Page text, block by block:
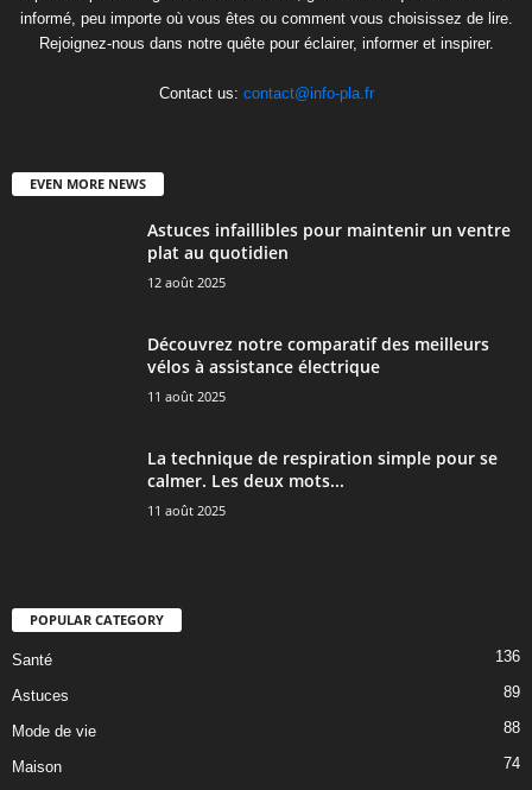
informé, peu importe où vous êtes ou comment vous choisissez de lire.
Rejoignez-nous dans notre quête pour éclairer, informer et inspirer.
Contact us: contact@info-pla.fr
EVEN MORE NEWS
Astuces infaillibles pour maintenir un ventre
plat au quotidien
12 août 2025
Découvrez notre comparatif des meilleurs
vélos à assistance électrique
11 août 2025
La technique de respiration simple pour se
calmer. Les deux mots...
11 août 2025
POPULAR CATEGORY
Santé 136
Astuces 89
Mode de vie 88
Maison
74